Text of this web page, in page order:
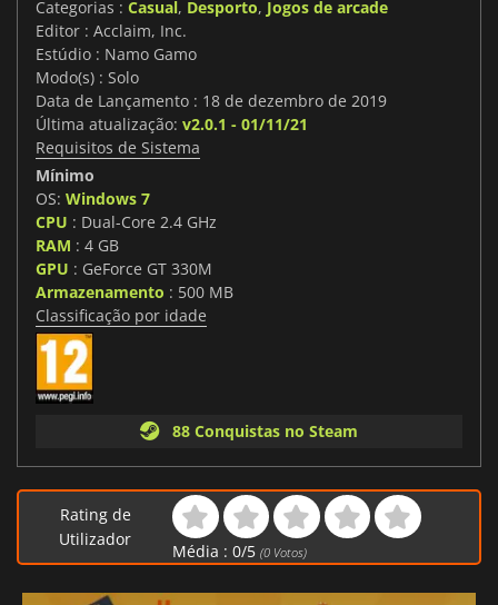
Categorias : Casual, Desporto, Jogos de arcade
Editor : Acclaim, Inc.
Estúdio : Namo Gamo
Modo(s) : Solo
Data de Lançamento : 18 de dezembro de 2019
Última atualização: v2.0.1 - 01/11/21
Requisitos de Sistema
Mínimo
OS: Windows 7
CPU : Dual-Core 2.4 GHz
RAM : 4 GB
GPU : GeForce GT 330M
Armazenamento : 500 MB
Classificação por idade
88 Conquistas no Steam
Rating de
Utilizador
Média : 0/5 (0Votos)